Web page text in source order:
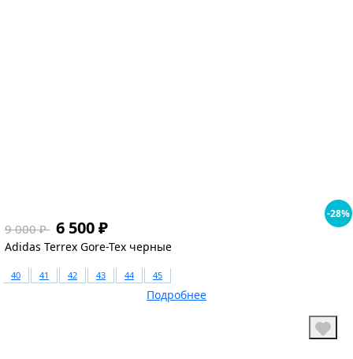
-28%
Adidas Terrex Gore-Tex черные
40 41 42 43 44 45
9 000 ₽ 6 500 ₽
Подробнее